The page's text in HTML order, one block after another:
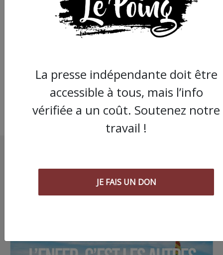
Montpellier :
pré-électorale au
La presse indépendante doit être
accessible à tous, mais l’info
vérifiée a un coût. Soutenez notre
travail !
JE FAIS UN DON